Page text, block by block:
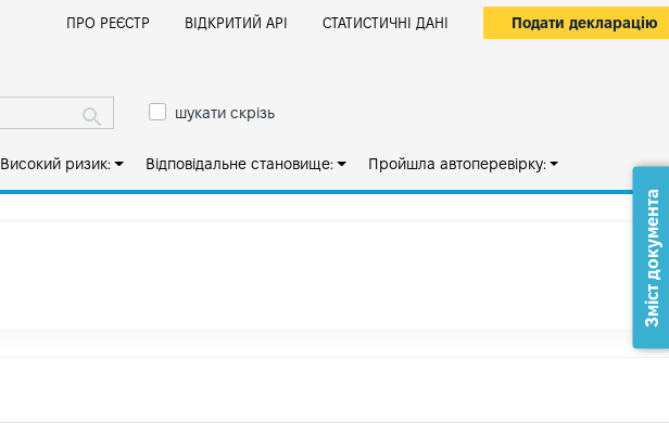
ПРО РЕЄСТР ВІДКРИТИЙ АРІ СТАТИСТИЧНІ ДАНІ Подати декларацію
шукати скрізь
Високий ризик: Відповідальне становище: Пройшла автоперевірку:
Зміст документа